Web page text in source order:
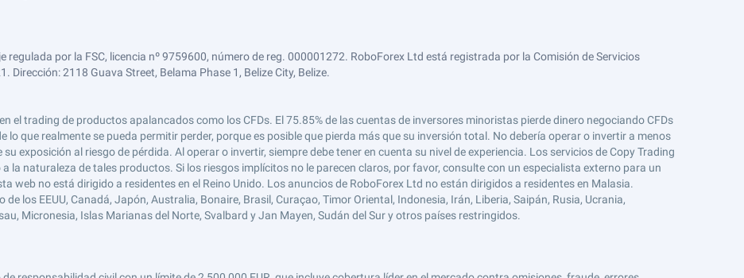
por la FSC, licencia nº 9759600, número de reg. 000001272. RoboForex Ltd está registrada por la Comisión de Servicios
Dirección: 2118 Guava Street, Belama Phase 1, Belize City, Belize.
el trading de productos apalancados como los CFDs. El 75.85% de las cuentas de inversores minoristas pierde dinero negociando CFDs
lo que realmente se pueda permitir perder, porque es posible que pierda más que su inversión total. No debería operar o invertir a menos
exposición al riesgo de pérdida. Al operar o invertir, siempre debe tener en cuenta su nivel de experiencia. Los servicios de Copy Trading
la naturaleza de tales productos. Si los riesgos implícitos no le parecen claros, por favor, consulte con un especialista externo para un
web no está dirigido a residentes en el Reino Unido. Los anuncios de RoboForex Ltd no están dirigidos a residentes en Malasia.
los EEUU, Canadá, Japón, Australia, Bonaire, Brasil, Curaçao, Timor Oriental, Indonesia, Irán, Liberia, Saipán, Rusia, Ucrania,
Micronesia, Islas Marianas del Norte, Svalbard y Jan Mayen, Sudán del Sur y otros países restringidos.